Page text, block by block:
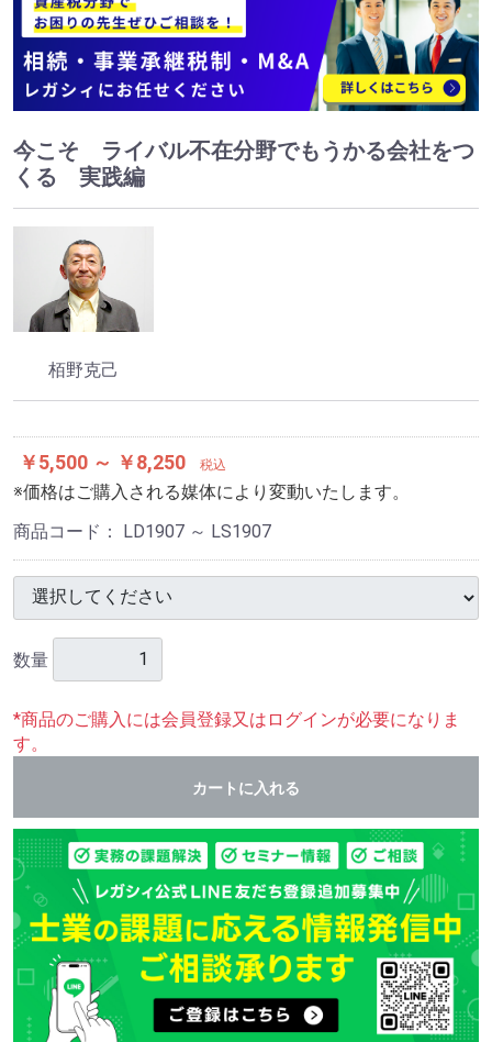
今こそ ライバル不在分野でもうかる会社をつ
くる 実践編
栢野克己
￥5,500 ～ ￥8,250 税込
※価格はご購入される媒体により変動いたします。
商品コード： LD1907 ～ LS1907
数量
*商品のご購入には会員登録又はログインが必要になりま
す。
カートに入れる